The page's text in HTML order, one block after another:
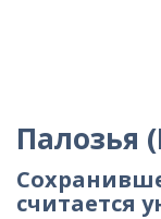
Палозья
считается